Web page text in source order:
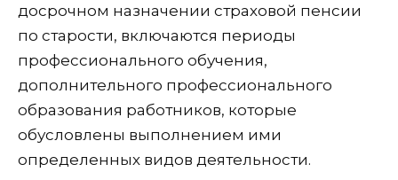
досрочном назначении страховой пенсии
по старости, включаются периоды
профессионального обучения,
дополнительного профессионального
образования работников, которые
обусловлены выполнением ими
определенных видов деятельности.